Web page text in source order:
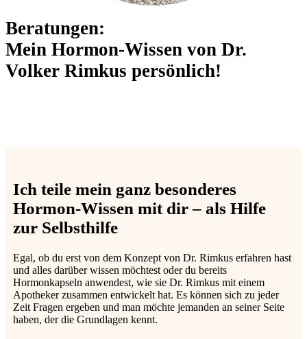
Beratungen:
Mein Hormon-Wissen von Dr.
Volker Rimkus persönlich!
Ich teile mein ganz besonderes
Hormon-Wissen mit dir – als Hilfe
zur Selbsthilfe
Egal, ob du erst von dem Konzept von Dr. Rimkus erfahren hast
und alles darüber wissen möchtest oder du bereits
Hormonkapseln anwendest, wie sie Dr. Rimkus mit einem
Apotheker zusammen entwickelt hat. Es können sich zu jeder
Zeit Fragen ergeben und man möchte jemanden an seiner Seite
haben, der die Grundlagen kennt.